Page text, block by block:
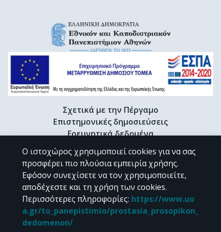
Σχετικά με την Πέργαμο
Επιστημονικές δημοσιεύσεις
Ερευνητικά δεδομένα
Διδακτορικές διατριβές & Γκρίζα βιβλιογραφία
Προφίλ Ερευνητή
CC BY-NC 4.0
Εκτός αν αναφέρεται διαφορετικά, το υλικό της "Περγάμου" διατίθεται
Ο ιστοχώρος χρησιμοποιεί cookies για να σας
προσφέρει πιο πλούσια εμπειρία χρήσης.
Εφόσον συνεχίσετε να τον χρησιμοποιείτε,
αποδέχεστε και τη χρήση των cookies.
Περισσότερες πληροφορίες: https://www.uo
a.gr/to_panepistimio/prostasia_prosopikon_
dedomenon/